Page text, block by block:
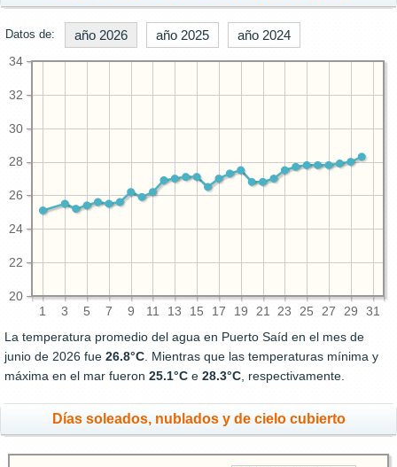
Datos de: año 2026 año 2025 año 2024
1 3 5 7 9 11 13 15 17 19 21 23 25 27 29 31
20
22
24
26
28
30
32
34
La temperatura promedio del agua en Puerto Saíd en el mes de
junio de 2026 fue 26.8°C. Mientras que las temperaturas mínima y
máxima en el mar fueron 25.1°C e 28.3°C, respectivamente.
Días soleados, nublados y de cielo cubierto